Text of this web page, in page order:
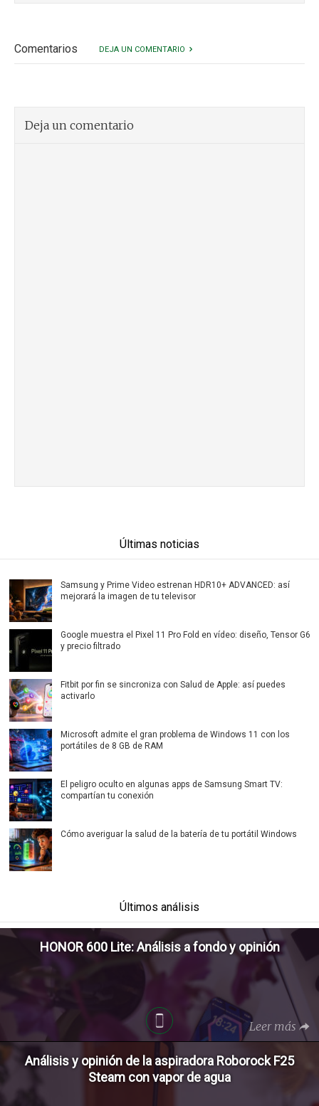
Comentarios DEJA UN COMENTARIO
Deja un comentario
Últimas noticias
Samsung y Prime Video estrenan HDR10+ ADVANCED: así
mejorará la imagen de tu televisor
Google muestra el Pixel 11 Pro Fold en vídeo: diseño, Tensor G6
y precio filtrado
Fitbit por fin se sincroniza con Salud de Apple: así puedes
activarlo
Microsoft admite el gran problema de Windows 11 con los
portátiles de 8 GB de RAM
El peligro oculto en algunas apps de Samsung Smart TV:
compartían tu conexión
Cómo averiguar la salud de la batería de tu portátil Windows
Últimos análisis
HONOR 600 Lite: Análisis a fondo y opinión
Leer más
Análisis y opinión de la aspiradora Roborock F25
Steam con vapor de agua